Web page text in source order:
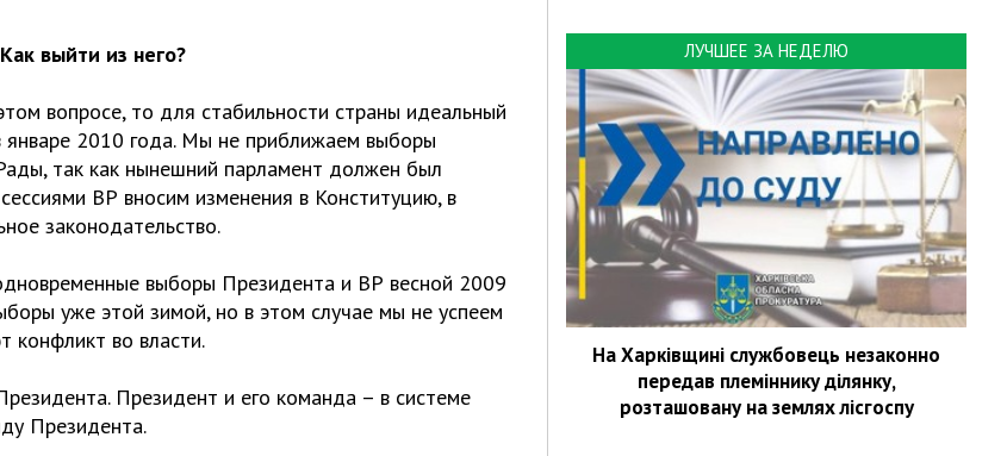
выйти из него?
вопросе, то для стабильности страны идеальный
январе 2010 года. Мы не приближаем выборы
так как нынешний парламент должен был
ВР вносим изменения в Конституцию, в
законодательство.
выборы Президента и ВР весной 2009
уже этой зимой, но в этом случае мы не успеем
конфликт во власти.
Президент и его команда – в системе
Президента.
ЛУЧШЕЕ ЗА НЕДЕЛЮ
На Харківщині службовець незаконно
передав племіннику ділянку,
розташовану на землях лісгоспу